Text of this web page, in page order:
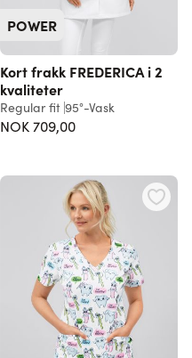
POWER
Kort frakk FREDERICA i 2
kvaliteter
Regular fit 95°-Vask
NOK 709,00